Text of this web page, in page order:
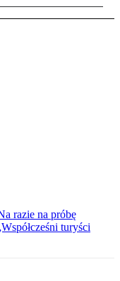
razie na próbę
turyści